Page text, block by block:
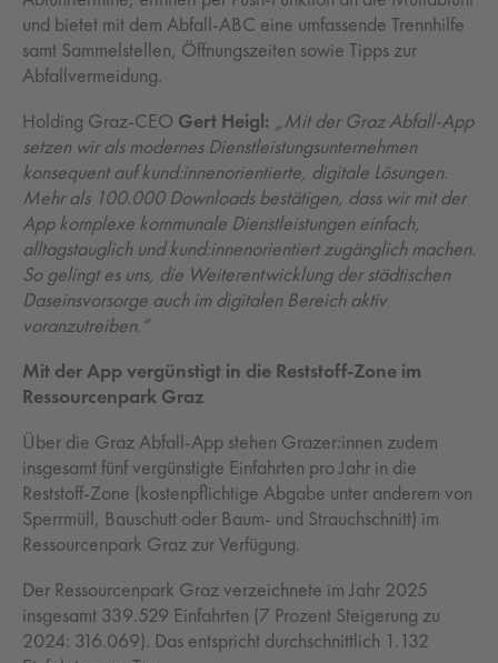
und bietet mit dem Abfall-ABC eine umfassende Trennhilfe
samt Sammelstellen, Öffnungszeiten sowie Tipps zur
Abfallvermeidung.
Holding Graz-CEO Gert Heigl: „Mit der Graz Abfall-App
setzen wir als modernes Dienstleistungsunternehmen
konsequent auf kund:innenorientierte, digitale Lösungen.
Mehr als 100.000 Downloads bestätigen, dass wir mit der
App komplexe kommunale Dienstleistungen einfach,
alltagstauglich und kund:innenorientiert zugänglich machen.
So gelingt es uns, die Weiterentwicklung der städtischen
Daseinsvorsorge auch im digitalen Bereich aktiv
voranzutreiben.“
Mit der App vergünstigt in die Reststoff-Zone im
Ressourcenpark Graz
Über die Graz Abfall-App stehen Grazer:innen zudem
insgesamt fünf vergünstigte Einfahrten pro Jahr in die
Reststoff-Zone (kostenpflichtige Abgabe unter anderem von
Sperrmüll, Bauschutt oder Baum- und Strauchschnitt) im
Ressourcenpark Graz zur Verfügung.
Der Ressourcenpark Graz verzeichnete im Jahr 2025
insgesamt 339.529 Einfahrten (7 Prozent Steigerung zu
2024: 316.069). Das entspricht durchschnittlich 1.132